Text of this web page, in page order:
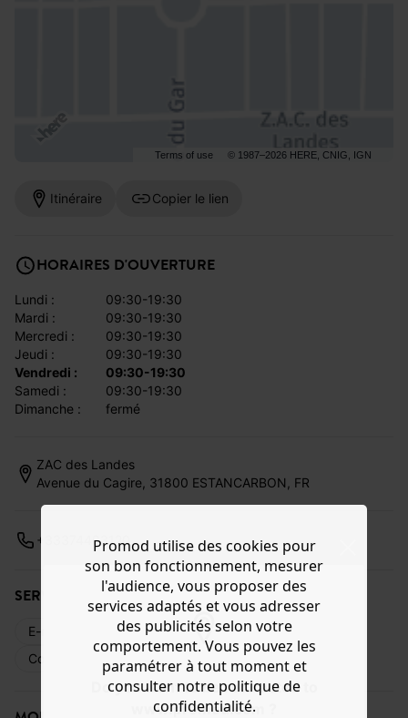
Do you want to be redirected to
www.promod.com ?
Terms of use © 1987–2026 HERE, CNIG, IGN
Itinéraire Copier le lien
HORAIRES D'OUVERTURE
lundi :
09:30-19:30
mardi :
09:30-19:30
mercredi :
09:30-19:30
jeudi :
09:30-19:30
vendredi :
09:30-19:30
samedi :
09:30-19:30
dimanche :
fermé
ZAC des Landes
Avenue du Cagire, 31800 ESTANCARBON, FR
+33374493120
SERVICES DISPONIBLES
E-réservation Livraison web
Retours
Commande en magasin
Cartes cadeaux
Promod utilise des cookies pour
son bon fonctionnement, mesurer
l'audience, vous proposer des
services adaptés et vous adresser
des publicités selon votre
comportement. Vous pouvez les
paramétrer à tout moment et
consulter notre politique de
confidentialité.